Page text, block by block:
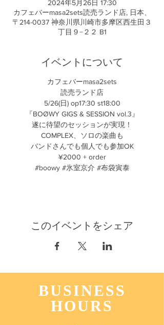
2024年5月26日 17:30
カフェバーmasa2sets読売ランド店, 日本、
〒214-0037 神奈川県川崎市多摩区西生田３
丁目９−２２ B1
イベントについて
カフェバーmasa2sets
読売ランド店
5/26(日) op17:30 st18:00
『BOØWY GIGS & SESSION vol.3』
遂に待望のセッションが実現！
COMPLEX、ソロの楽曲も
バンドさんでも個人でも参加OK
¥2000 + order
#boowy #氷室京介 #布袋寅泰
このイベントをシェア
BUSINESS
HOURS